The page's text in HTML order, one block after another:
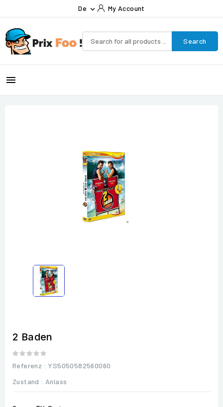
De  My Account
Search

2 Baden
Referenz : YS5050582560060
Zustand : Anlass